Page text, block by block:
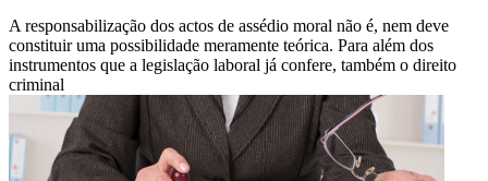
A responsabilização dos actos de assédio moral não é, nem deve
constituir uma possibilidade meramente teórica. Para além dos
instrumentos que a legislação laboral já confere, também o direito
criminal